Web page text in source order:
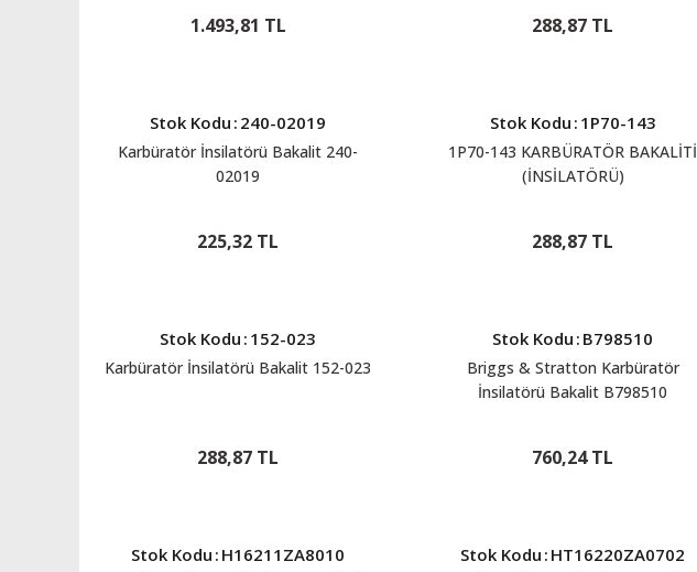
1.493,81 TL 288,87 TL
Stok Kodu : 240-02019
Karbüratör İnsilatörü Bakalit 240-
02019
225,32 TL
Stok Kodu : 1P70-143
1P70-143 KARBÜRATÖR BAKALİTİ
(İNSİLATÖRÜ)
288,87 TL
Stok Kodu : 152-023
Karbüratör İnsilatörü Bakalit 152-023
288,87 TL
Stok Kodu : B798510
Briggs & Stratton Karbüratör
İnsilatörü Bakalit B798510
760,24 TL
Stok Kodu : H16211ZA8010 Stok Kodu : HT16220ZA0702